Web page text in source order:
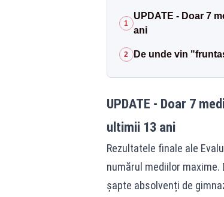
1
UPDATE - Doar 7
ani
2 De unde vin
UPDATE - Doar 7
ultimii 13 ani
Rezultatele finale ale
numărul mediilor
șapte absolvenți de